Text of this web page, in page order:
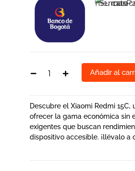
Añadir al
Descubre el Xiaomi Redmi
ofrecer la gama económica sin
exigentes que buscan
dispositivo accesible. ¡llévalo a